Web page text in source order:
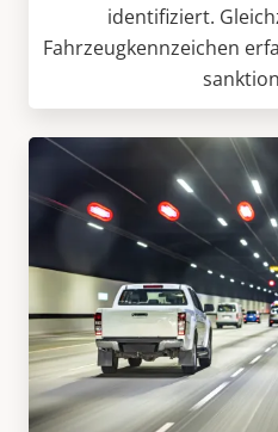
identifiziert.
Fahrzeugkennzeichen